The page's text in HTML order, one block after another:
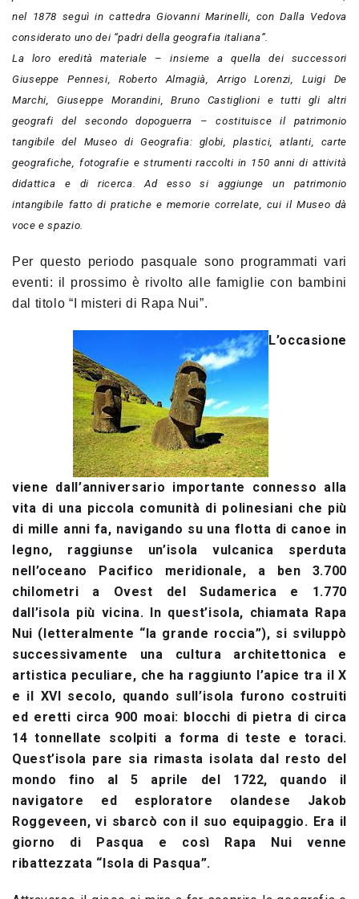
nel 1878 seguì in cattedra Giovanni Marinelli, con Dalla Vedova
considerato uno dei “padri della geografia italiana”.
La loro eredità materiale – insieme a quella dei successori
Giuseppe Pennesi, Roberto Almagià, Arrigo Lorenzi, Luigi De
Marchi, Giuseppe Morandini, Bruno Castiglioni e tutti gli altri
geografi del secondo dopoguerra – costituisce il patrimonio
tangibile del Museo di Geografia: globi, plastici, atlanti, carte
geografiche, fotografie e strumenti raccolti in 150 anni di attività
didattica e di ricerca. Ad esso si aggiunge un patrimonio
intangibile fatto di pratiche e memorie correlate, cui il Museo dà
voce e spazio.
Per questo periodo pasquale sono programmati vari
eventi: il prossimo è rivolto alle famiglie con bambini
dal titolo “I misteri di Rapa Nui”.
L’occasione
viene dall’anniversario importante connesso alla
vita di una piccola comunità di polinesiani che più
di mille anni fa, navigando su una flotta di canoe in
legno, raggiunse un’isola vulcanica sperduta
nell’oceano Pacifico meridionale, a ben 3.700
chilometri a Ovest del Sudamerica e 1.770
dall’isola più vicina. In quest’isola, chiamata Rapa
Nui (letteralmente “la grande roccia”), si sviluppò
successivamente una cultura architettonica e
artistica peculiare, che ha raggiunto l’apice tra il X
e il XVI secolo, quando sull’isola furono costruiti
ed eretti circa 900 moai: blocchi di pietra di circa
14 tonnellate scolpiti a forma di teste e toraci.
Quest’isola pare sia rimasta isolata dal resto del
mondo fino al 5 aprile del 1722, quando il
navigatore ed esploratore olandese Jakob
Roggeveen, vi sbarcò con il suo equipaggio. Era il
giorno di Pasqua e così Rapa Nui venne
ribattezzata “Isola di Pasqua”.